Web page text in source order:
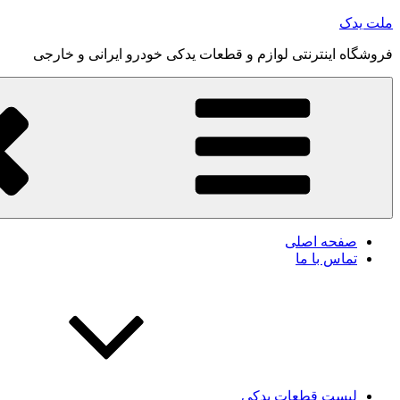
رفتن
محتوا
ملت یدک
فروشگاه اینترنتی لوازم و قطعات یدکی خودرو ایرانی و خارجی
صفحه اصلی
تماس با ما
لیست قطعات یدکی